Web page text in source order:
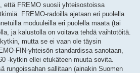
että FREMO suosii yhteisostoissa
FREMO-radoilla ajetaan eri puolella
moduuleilla eri puolella maata (tai
ja kalustolla on voitava tehdä vaihtotöitä.
mutta se ei vaan ole täysin
FIN-yhteisön standardissa sanotaan,
-kytkin ellei etukäteen muuta sovita.
rungoissahan sallitaan (ainakin Suomen